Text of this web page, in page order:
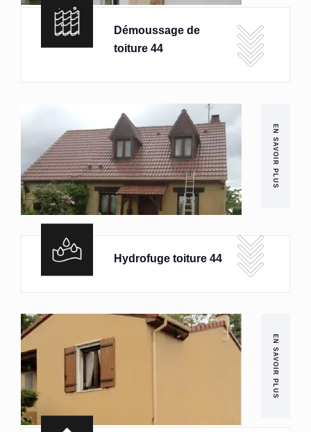
Démoussage de
toiture 44
EN SAVOIR PLUS
Hydrofuge toiture 44
EN SAVOIR PLUS